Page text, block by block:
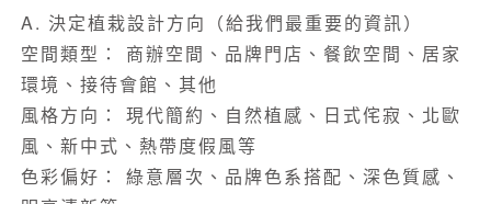
A. 決定植栽設計方向（給我們最重要的資訊）
空間類型： 商辦空間、品牌門店、餐飲空間、居家
環境、接待會館、其他
風格方向： 現代簡約、自然植感、日式侘寂、北歐
風、新中式、熱帶度假風等
色彩偏好： 綠意層次、品牌色系搭配、深色質感、